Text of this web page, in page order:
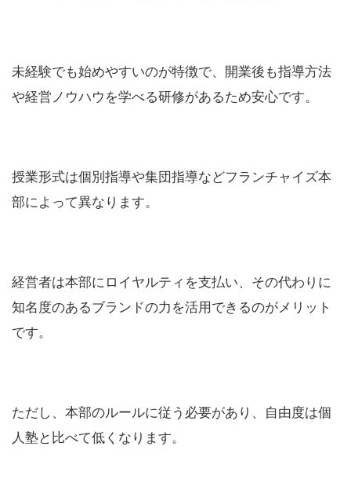
未経験でも始めやすいのが特徴で、開業後も指導方法
や経営ノウハウを学べる研修があるため安心です。
授業形式は個別指導や集団指導などフランチャイズ本
部によって異なります。
経営者は本部にロイヤルティを支払い、その代わりに
知名度のあるブランドの力を活用できるのがメリット
です。
ただし、本部のルールに従う必要があり、自由度は個
人塾と比べて低くなります。